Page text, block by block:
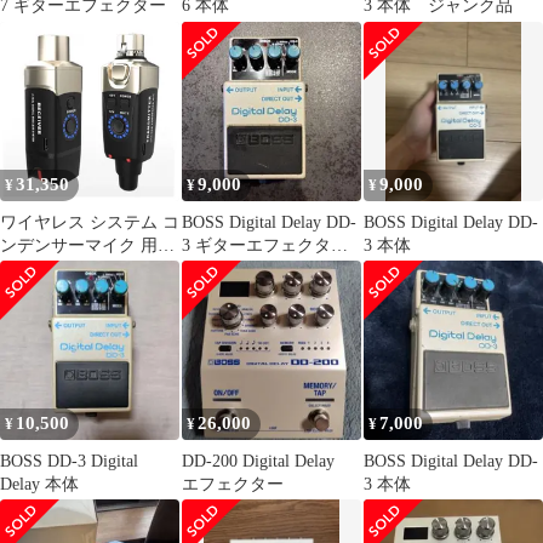
7 ギターエフェクター 6 本体 3 本体 ジャンク品
¥31,350
ワイヤレス システム コ
ンデンサーマイク 用
Xvive XV-U3C マイクと
ミキサーがあれば、U3
でお手軽ワイヤレス
¥9,000
BOSS Digital Delay DD-
3 ギターエフェクター
本体
¥9,000
BOSS Digital Delay DD-
3 本体
¥ 10,500
BOSS DD-3 Digital
Delay 本体
¥26,000
DD-200 Digital Delay
エフェクター
¥7,000
BOSS Digital Delay DD-
3 本体